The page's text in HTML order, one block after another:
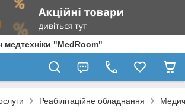
медтехніки "MedRoom"
Реабілітаційне обладнання